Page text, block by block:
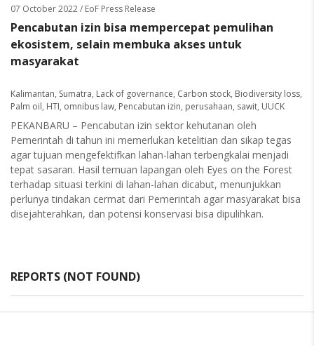
07 October 2022/ EoF Press Release
Pencabutan izin bisa mempercepat pemulihan
ekosistem, selain membuka akses untuk
masyarakat
Kalimantan, Sumatra, Lack of governance, Carbon stock, Biodiversity loss,
Palm oil, HTI, omnibus law, Pencabutan izin, perusahaan, sawit, UUCK
PEKANBARU – Pencabutan izin sektor kehutanan oleh
Pemerintah di tahun ini memerlukan ketelitian dan sikap tegas
agar tujuan mengefektifkan lahan-lahan terbengkalai menjadi
tepat sasaran. Hasil temuan lapangan oleh Eyes on the Forest
terhadap situasi terkini di lahan-lahan dicabut, menunjukkan
perlunya tindakan cermat dari Pemerintah agar masyarakat bisa
disejahterahkan, dan potensi konservasi bisa dipulihkan.
REPORTS (NOT FOUND)